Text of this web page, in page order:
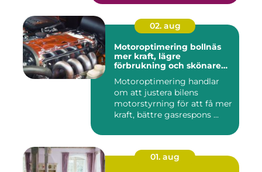
02. aug
Motoroptimering bollnäs
mer kraft, lägre
förbrukning och skönare
Motoroptimering handlar
om att justera bilens
motorstyrning för att få mer
kraft, bättre gasrespons ...
01. aug